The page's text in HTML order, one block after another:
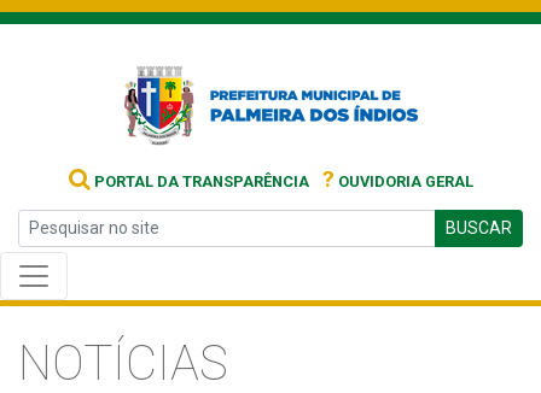
PORTAL DA TRANSPARÊNCIA ? OUVIDORIA GERAL
BUSCAR
NOTÍCIAS